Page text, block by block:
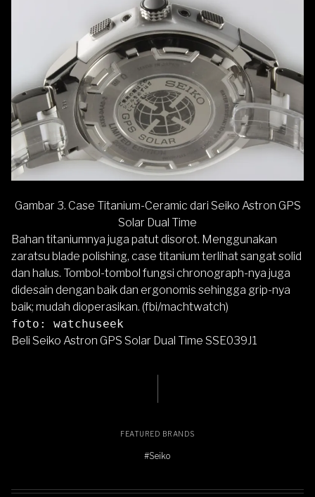
Gambar 3. Case Titanium-Ceramic dari Seiko Astron GPS
Solar Dual Time
Bahan titaniumnya juga patut disorot. Menggunakan
zaratsu blade polishing, case titanium terlihat sangat solid
dan halus. Tombol-tombol fungsi chronograph-nya juga
didesain dengan baik dan ergonomis sehingga grip-nya
baik; mudah dioperasikan. (fbi/machtwatch)
foto: watchuseek
Beli Seiko Astron GPS Solar Dual Time SSE039J1
FEATURED BRANDS
#Seiko